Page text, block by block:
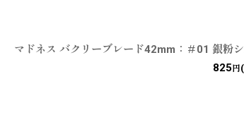
マドネス バクリーブレード42mm：＃01 銀粉
825 円